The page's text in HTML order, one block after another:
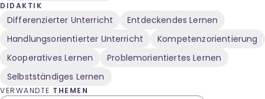
DIDAKTIK
Differenzierter Unterricht
Entdeckendes Lernen
Handlungsorientierter Unterricht
Kompetenzorientierung
Kooperatives Lernen
Problemorientiertes Lernen
Selbstständiges Lernen
VERWANDTE THEMEN